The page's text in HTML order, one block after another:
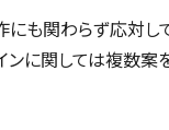
も関わらず応対し
ンに関しては複数案